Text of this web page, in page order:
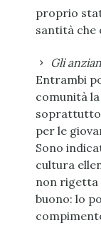
proprio
santità che
Gli
Entrambi
comunità
soprattutto
per le
Sono
cultura
non rigetta
buono: lo